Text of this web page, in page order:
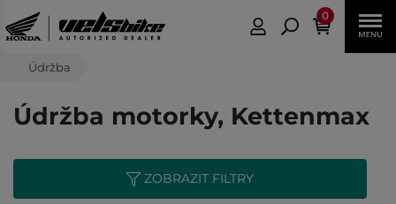
0
Údržba
Údržba motorky, Kettenmax
ZOBRAZIT FILTRY